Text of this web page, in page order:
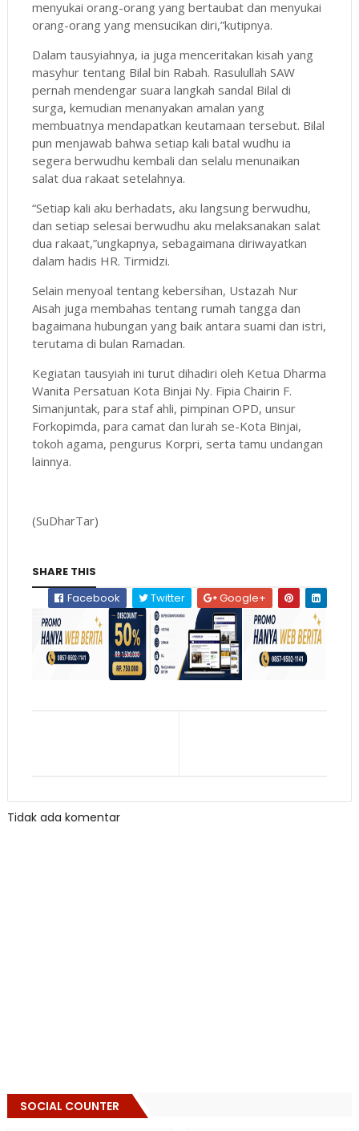
menyukai orang-orang yang bertaubat dan menyukai
orang-orang yang mensucikan diri,”kutipnya.
Dalam tausyiahnya, ia juga menceritakan kisah yang
masyhur tentang Bilal bin Rabah. Rasulullah SAW
pernah mendengar suara langkah sandal Bilal di
surga, kemudian menanyakan amalan yang
membuatnya mendapatkan keutamaan tersebut. Bilal
pun menjawab bahwa setiap kali batal wudhu ia
segera berwudhu kembali dan selalu menunaikan
salat dua rakaat setelahnya.
“Setiap kali aku berhadats, aku langsung berwudhu,
dan setiap selesai berwudhu aku melaksanakan salat
dua rakaat,”ungkapnya, sebagaimana diriwayatkan
dalam hadis HR. Tirmidzi.
Selain menyoal tentang kebersihan, Ustazah Nur
Aisah juga membahas tentang rumah tangga dan
bagaimana hubungan yang baik antara suami dan istri,
terutama di bulan Ramadan.
Kegiatan tausyiah ini turut dihadiri oleh Ketua Dharma
Wanita Persatuan Kota Binjai Ny. Fipia Chairin F.
Simanjuntak, para staf ahli, pimpinan OPD, unsur
Forkopimda, para camat dan lurah se-Kota Binjai,
tokoh agama, pengurus Korpri, serta tamu undangan
lainnya.
(SuDharTar)
SHARE THIS
Facebook
Twitter Google+
Tidak ada komentar
SOCIAL COUNTER